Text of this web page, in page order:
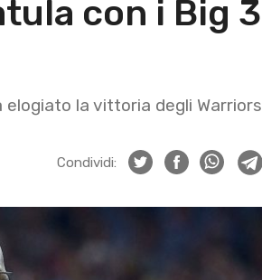
con i Big 3
elogiato la vittoria degli Warriors
Condividi: